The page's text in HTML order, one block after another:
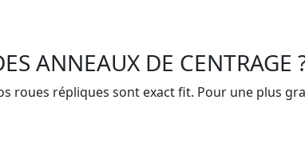
ANNEAUX DE CENTRAGE
roues répliques sont exact fit. Pour une plus